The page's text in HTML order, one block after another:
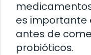
es importante
antes de
probióticos.